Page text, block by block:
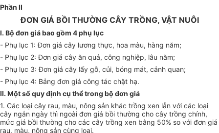
Phần II
ĐƠN GIÁ BỒI THƯỜNG CÂY TRỒNG, VẬT NUÔI
I. Bộ đơn giá bao gồm 4 phụ lục
- Phụ lục 1: Đơn giá cây lương thực, hoa màu, hàng năm;
- Phụ lục 2: Đơn giá cây ăn quả, công nghiệp, lâu năm;
- Phụ lục 3: Đơn giá cây lấy gỗ, củi, bóng mát, cảnh quan;
- Phụ lục 4: Bảng đơn giá công tác chặt hạ.
II. Một số quy định cụ thể trong bộ đơn giá
1. Các loại cây rau, màu, nông sản khác trồng xen lẫn với các loại
cây ngắn ngày thì ngoài đơn giá bồi thường cho cây trồng chính,
mức giá bồi thường cho các cây trồng xen bằng 50% so với đơn giá
rau, màu, nông sản cùng loại.